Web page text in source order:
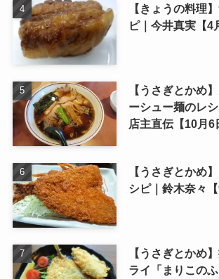
【きょうの料理
ピ｜今井真実【4
【うさぎとかめ
ーシュー麺のレ
店主直伝【10月6
【うさぎとかめ
シピ｜鈴木奈々【
【うさぎとかめ
ライ「まりこの